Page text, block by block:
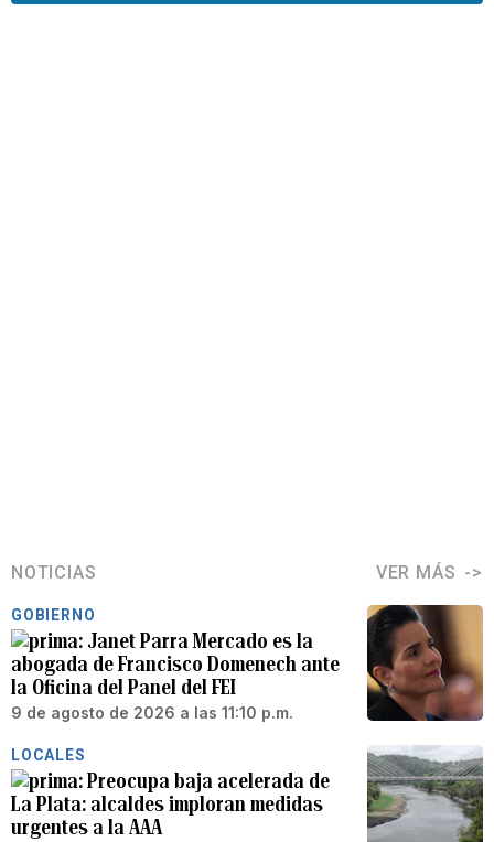
NOTICIAS VER MÁS
GOBIERNO
Janet Parra Mercado es la
abogada de Francisco Domenech ante
la Oficina del Panel del FEI
9 de agosto de 2026 a las 11:10 p.m.
LOCALES
Preocupa baja acelerada de
La Plata: alcaldes imploran medidas
urgentes a la AAA